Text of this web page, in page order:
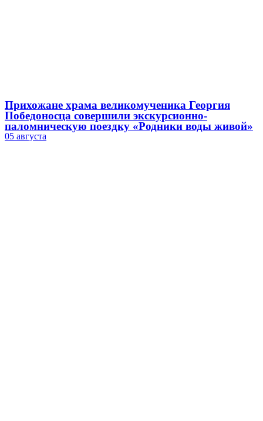
Прихожане храма великомученика Георгия
Победоносца совершили экскурсионно-
паломническую поездку «Родники воды живой»
05 августа